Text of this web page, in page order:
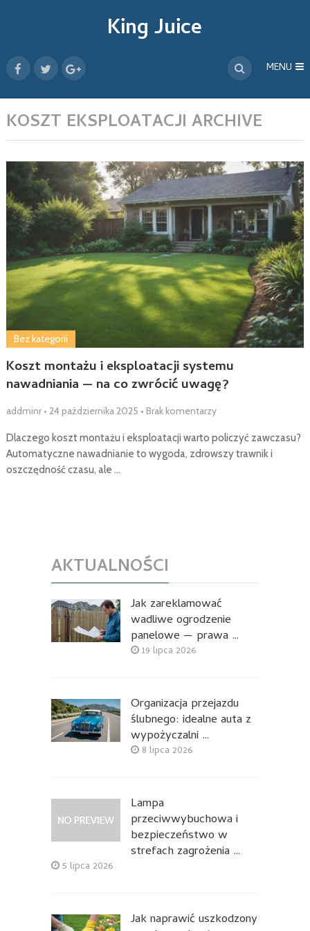
King Juice
MENU
KOSZT EKSPLOATACJI ARCHIVE
Koszt montażu i eksploatacji systemu
nawadniania — na co zwrócić uwagę?
Bez kategorii
addminr • 24 października 2025 • Brak komentarzy
Dlaczego koszt montażu i eksploatacji warto policzyć zawczasu?
Automatyczne nawadnianie to wygoda, zdrowszy trawnik i
oszczędność czasu, ale …
AKTUALNOŚCI
Jak zareklamować
wadliwe ogrodzenie
panelowe — prawa …
19 lipca 2026
Organizacja przejazdu
ślubnego: idealne auta z
wypożyczalni …
8 lipca 2026
Lampa
przeciwwybuchowa i
bezpieczeństwo w
strefach zagrożenia …
5 lipca 2026
Jak naprawić uszkodzony